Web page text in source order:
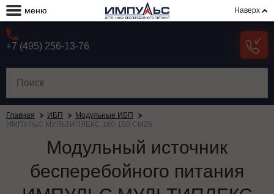
меню Наверх
+7 (495) 256-13-76
Главная ИБП
Модульные ИБП
ИМПУЛЬС МУЛЬТИПЛЕКС 180-150 СМ25
Модульный источник
бесперебойного питания